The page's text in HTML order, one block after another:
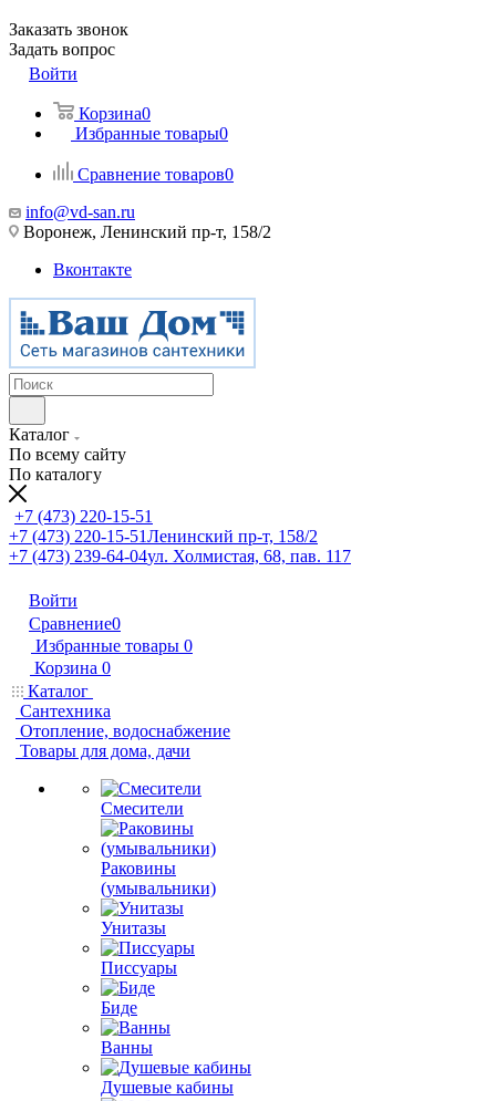
Заказать звонок
Задать вопрос
Войти
Корзина0
Избранные товары0
Сравнение товаров0
info@vd-san.ru
Воронеж, Ленинский пр-т, 158/2
Вконтакте
Каталог
По всему сайту
По каталогу
+7 (473) 220-15-51
+7 (473) 220-15-51Ленинский пр-т, 158/2
+7 (473) 239-64-04ул. Холмистая, 68, пав. 117
Войти
Сравнение0
Избранные товары 0
Корзина 0
Каталог
Сантехника
Отопление, водоснабжение
Товары для дома, дачи
Смесители
Раковины
(умывальники)
Унитазы
Писсуары
Биде
Ванны
Душевые кабины